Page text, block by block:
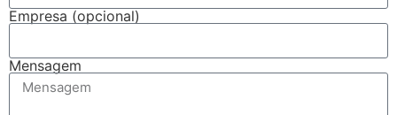
Empresa (opcional)
Mensagem